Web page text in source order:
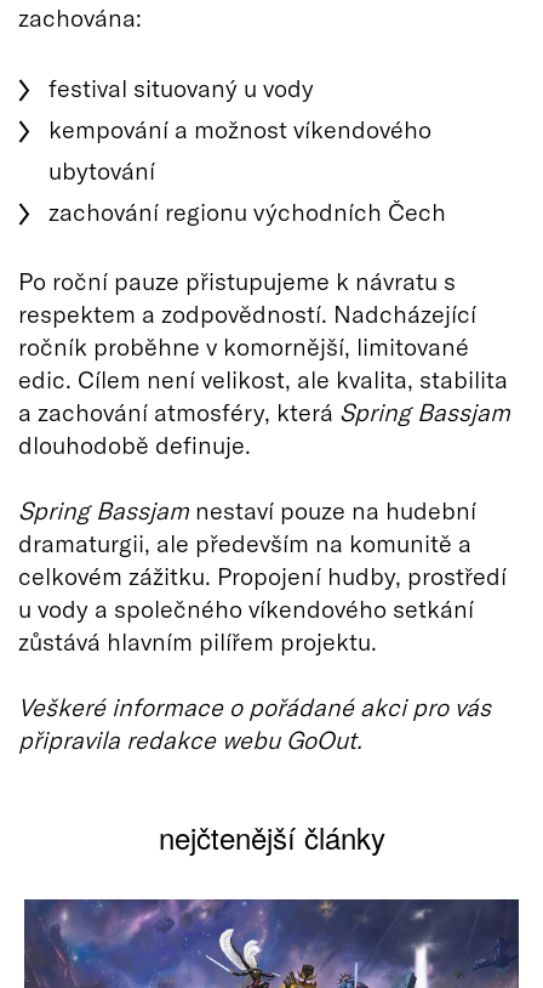
zachována:
festival situovaný u vody
kempování a možnost víkendového
ubytování
zachování regionu východních Čech
Po roční pauze přistupujeme k návratu s
respektem a zodpovědností. Nadcházející
ročník proběhne v komornější, limitované
edic. Cílem není velikost, ale kvalita, stabilita
a zachování atmosféry, která Spring Bassjam
dlouhodobě definuje.
Spring Bassjam nestaví pouze na hudební
dramaturgii, ale především na komunitě a
celkovém zážitku. Propojení hudby, prostředí
u vody a společného víkendového setkání
zůstává hlavním pilířem projektu.
Veškeré informace o pořádané akci pro vás
připravila redakce webu GoOut.
nejčtenější články